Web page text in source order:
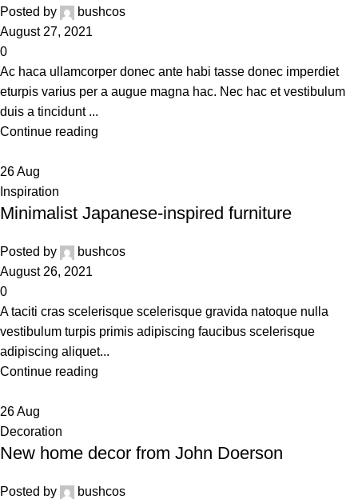
Posted by
bushcos
August 27, 2021
0
Ac haca ullamcorper donec ante habi tasse donec imperdiet
eturpis varius per a augue magna hac. Nec hac et vestibulum
duis a tincidunt ...
Continue reading
26Aug
Inspiration
Minimalist Japanese-inspired furniture
Posted by
bushcos
August 26, 2021
0
A taciti cras scelerisque scelerisque gravida natoque nulla
vestibulum turpis primis adipiscing faucibus scelerisque
adipiscing aliquet...
Continue reading
26Aug
Decoration
New home decor from John Doerson
Posted by
bushcos